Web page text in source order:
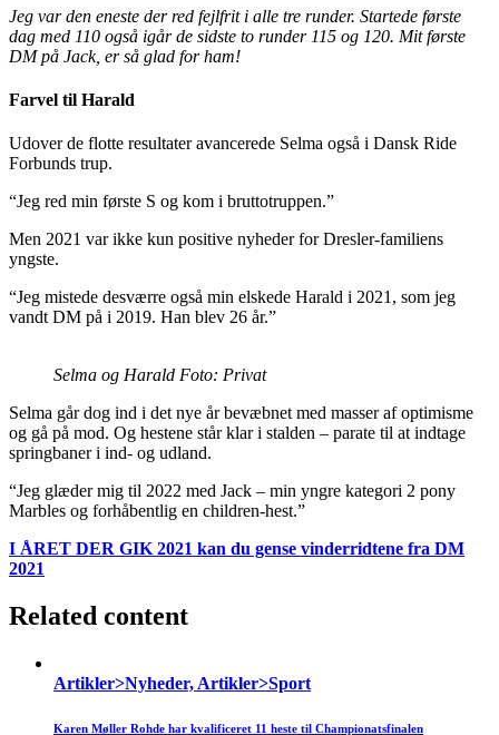
Jeg var den eneste der red fejlfrit i alle tre runder. Startede første
dag med 110 også igår de sidste to runder 115 og 120. Mit første
DM på Jack, er så glad for ham!
Farvel til Harald
Udover de flotte resultater avancerede Selma også i Dansk Ride
Forbunds trup.
“Jeg red min første S og kom i bruttotruppen.”
Men 2021 var ikke kun positive nyheder for Dresler-familiens
yngste.
“Jeg mistede desværre også min elskede Harald i 2021, som jeg
vandt DM på i 2019. Han blev 26 år.”
Selma og Harald Foto: Privat
Selma går dog ind i det nye år bevæbnet med masser af optimisme
og gå på mod. Og hestene står klar i stalden – parate til at indtage
springbaner i ind- og udland.
“Jeg glæder mig til 2022 med Jack – min yngre kategori 2 pony
Marbles og forhåbentlig en children-hest.”
I ÅRET DER GIK 2021 kan du gense vinderridtene fra DM
2021
Related content
Artikler>Nyheder, Artikler>Sport
Karen Møller Rohde har kvalificeret 11 heste til Championatsfinalen